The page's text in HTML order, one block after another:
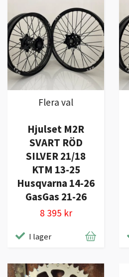
Flera val
Hjulset M2R
SVART RÖD
SILVER 21/18
KTM 13-25
Husqvarna 14-26
GasGas 21-26
8 395 kr
I lager